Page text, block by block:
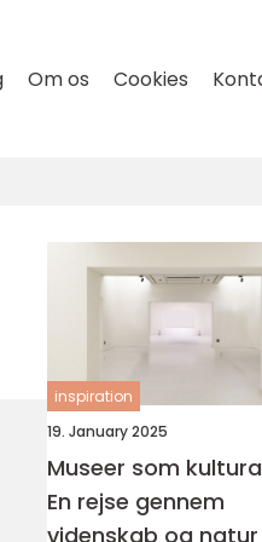
Om os Cookies
inspiration
19. January 2025
Museer som
En rejse gennem
videnskab og natur